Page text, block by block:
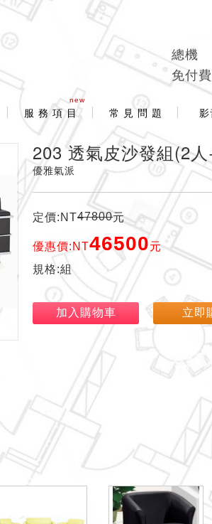
總機
免付
new
服 務 項 目 常 見 問 題 影
203 透氣皮沙發組(2
優雅氣派
定價:NT47800元
優惠價:NT46500元
規格:組
加入購物車 立即